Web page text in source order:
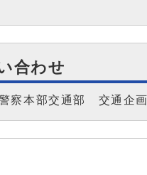
合わせ
察本部交通部 交通